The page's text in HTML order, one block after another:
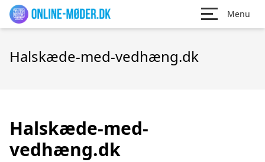
Menu
Halskæde-med-vedhæng.dk
Halskæde-med-
vedhæng.dk